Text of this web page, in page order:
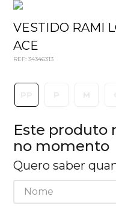
VESTIDO RAMI
ACE
REF:34346313
PP P M
Este produto
no momento
Quero saber